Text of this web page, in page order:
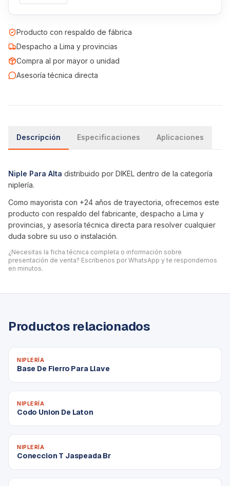
Producto con respaldo de fábrica
Despacho a Lima y provincias
Compra al por mayor o unidad
Asesoría técnica directa
Descripción Especificaciones Aplicaciones
Niple Para Alta distribuido por DIKEL dentro de la categoría
niplería.
Como mayorista con +24 años de trayectoria, ofrecemos este
producto con respaldo del fabricante, despacho a Lima y
provincias, y asesoría técnica directa para resolver cualquier
duda sobre su uso o instalación.
¿Necesitas la ficha técnica completa o información sobre
presentación de venta? Escríbenos por WhatsApp y te respondemos
en minutos.
Productos relacionados
NIPLERÍA
Base De Fierro Para Llave
NIPLERÍA
Codo Union De Laton
NIPLERÍA
Coneccion T Jaspeada Br